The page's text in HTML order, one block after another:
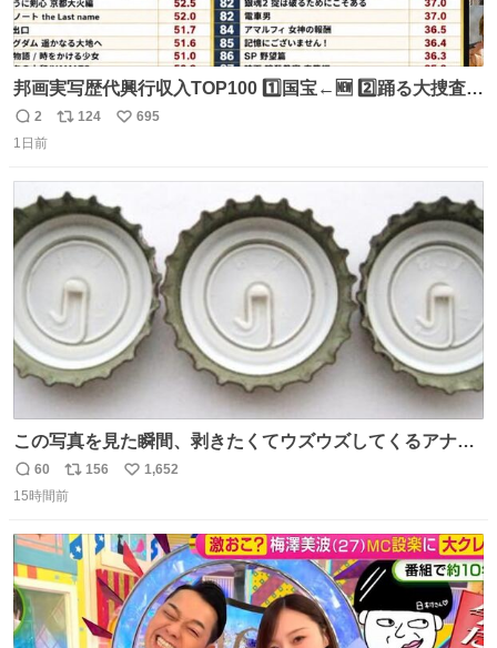
邦画実写歴代興行収入TOP100 1️⃣国宝←🆕 2️⃣踊る大捜査線
THE MOVIE2 3️⃣南極物語 4️⃣踊る大捜査線 THE MOVIE 5️⃣
子猫物語 6️⃣劇場版コード・ブルー 7️⃣天と地と 8️⃣永遠の0
どなく、お別れです←🆕 … 60位 キングダム 魂の決戦←🆕
返
信
2
リ
ト
数
124
い
695
1日前
この写真を見た瞬間、剥きたくてウズウズしてくるアナ
タ、完全なる同世代（笑） #70年代 #80年代 #昭和レト
ロ
返
信
60
リ
ポ
ト
数
156
い
数
1,652
15時間前